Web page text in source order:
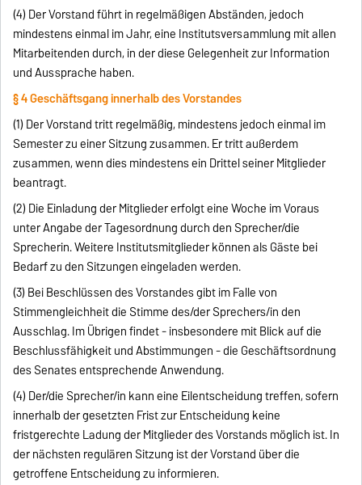
(4) Der Vorstand führt in regelmäßigen Abständen, jedoch
mindestens einmal im Jahr, eine Institutsversammlung mit allen
Mitarbeitenden durch, in der diese Gelegenheit zur Information
und Aussprache haben.
§ 4 Geschäftsgang innerhalb des Vorstandes
(1) Der Vorstand tritt regelmäßig, mindestens jedoch einmal im
Semester zu einer Sitzung zusammen. Er tritt außerdem
zusammen, wenn dies mindestens ein Drittel seiner Mitglieder
beantragt.
(2) Die Einladung der Mitglieder erfolgt eine Woche im Voraus
unter Angabe der Tagesordnung durch den Sprecher/die
Sprecherin. Weitere Institutsmitglieder können als Gäste bei
Bedarf zu den Sitzungen eingeladen werden.
(3) Bei Beschlüssen des Vorstandes gibt im Falle von
Stimmengleichheit die Stimme des/der Sprechers/in den
Ausschlag. Im Übrigen findet - insbesondere mit Blick auf die
Beschlussfähigkeit und Abstimmungen - die Geschäftsordnung
des Senates entsprechende Anwendung.
(4) Der/die Sprecher/in kann eine Eilentscheidung treffen, sofern
innerhalb der gesetzten Frist zur Entscheidung keine
fristgerechte Ladung der Mitglieder des Vorstands möglich ist. In
der nächsten regulären Sitzung ist der Vorstand über die
getroffene Entscheidung zu informieren.